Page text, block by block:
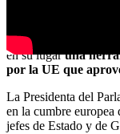
La Eurocámara
propuesto por la
en su lugaruna
por la UE que
La Presidenta del
en la cumbre
jefes de Estado y de